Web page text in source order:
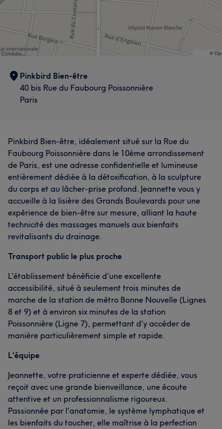
Pinkbird Bien-être
40 bis Rue du Faubourg Poissonnière
Paris
Pinkbird Bien-être, idéalement situé sur la Rue du
Faubourg Poissonnière dans le 10ème arrondissement
de Paris, est une adresse confidentielle et lumineuse
entièrement dédiée à la détoxification, à la sculpture
du corps et au lâcher-prise profond. Jeannette vous y
accueille à la lisière des Grands Boulevards pour une
expérience de bien-être sur mesure, alliant la haute
technicité des massages manuels aux bienfaits
revitalisants du drainage.
Transport public le plus proche
L'établissement bénéficie d'une excellente
accessibilité, situé à seulement trois minutes de
marche de la station de métro Bonne Nouvelle (Lignes
8 et 9) et à environ six minutes de la station
Poissonnière (Ligne 7), permettant d'y accéder de
manière particulièrement simple et rapide.
L'équipe
Jeannette, votre praticienne et experte dédiée, vous
reçoit avec une grande bienveillance, une écoute
attentive et un professionnalisme rigoureux.
Passionnée par l'anatomie, le système lymphatique et
les bienfaits du toucher, elle maîtrise à la perfection